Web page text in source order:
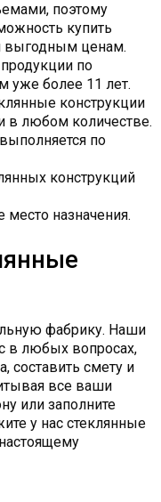
поэтому
купить
выгодным ценам.
по
уже более 11 лет.
конструкции
любом количестве.
по
конструкций
место назначения.
фабрику. Наши
в любых вопросах,
составить смету и
все ваши
или заполните
у нас стеклянные